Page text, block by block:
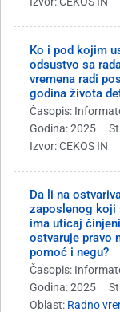
Ko i pod kojim
odsustvo sa
vremena radi
godina života
Časopis:
Godina: 2025
Izvor: CEKOS IN
Da li na
zaposlenog koji
ima uticaj
ostvaruje pravo
pomoć i negu?
Časopis:
Godina: 2025
Oblast: Radno